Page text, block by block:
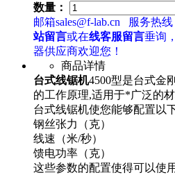
数量：
邮箱sales@f-lab.cn
服务热线
站留言或在线客服留言垂询
器供应商欢迎您！
商品详情
台式线锯机4500型是台式金
的工作原理,适用于*广泛的
台式线锯机使您能够配置以
钢丝张力（克）
线速（米/秒）
馈电功率（克）
这些参数的配置使得可以使